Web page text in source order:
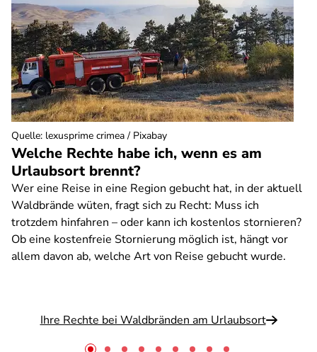
Welche Rechte habe ich, wenn es am
Urlaubsort brennt?
Wer eine Reise in eine Region gebucht hat, in der aktuell
Waldbrände wüten, fragt sich zu Recht: Muss ich
trotzdem hinfahren – oder kann ich kostenlos stornieren?
Ob eine kostenfreie Stornierung möglich ist, hängt vor
allem davon ab, welche Art von Reise gebucht wurde.
Ihre Rechte bei Waldbränden am Urlaubsort
Quelle: lexusprime crimea / Pixabay